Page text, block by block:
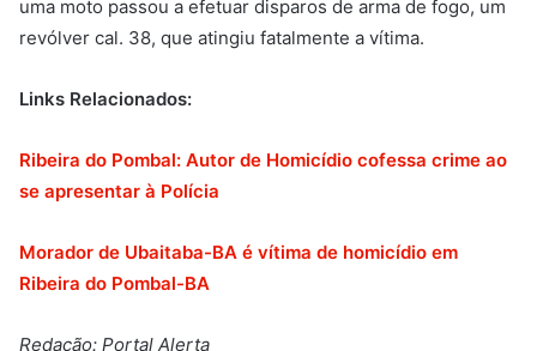
uma moto passou a efetuar disparos de arma de fogo, um
revólver cal. 38, que atingiu fatalmente a vítima.
Links Relacionados:
Ribeira do Pombal: Autor de Homicídio cofessa crime ao
se apresentar à Polícia
Morador de Ubaitaba-BA é vítima de homicídio em
Ribeira do Pombal-BA
Redação: Portal Alerta